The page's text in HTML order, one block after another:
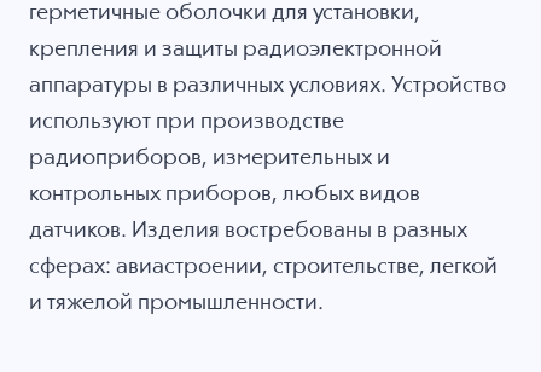
герметичные оболочки для установки,
крепления и защиты радиоэлектронной
аппаратуры в различных условиях. Устройство
используют при производстве
радиоприборов, измерительных и
контрольных приборов, любых видов
датчиков. Изделия востребованы в разных
сферах: авиастроении, строительстве, легкой
и тяжелой промышленности.